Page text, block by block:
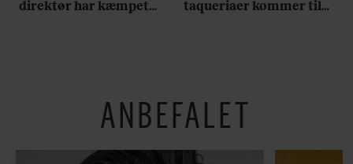
direktør har kæmpet
taqueriaer kommer til
ANBEFALET